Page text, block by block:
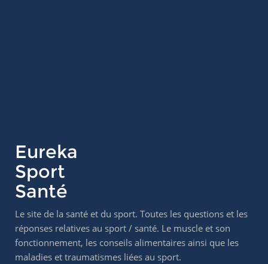
Eureka
Sport
Santé
Le site de la santé et du sport. Toutes les questions et les
réponses relatives au sport / santé. Le muscle et son
fonctionnement, les conseils alimentaires ainsi que les
maladies et traumatismes liées au sport.